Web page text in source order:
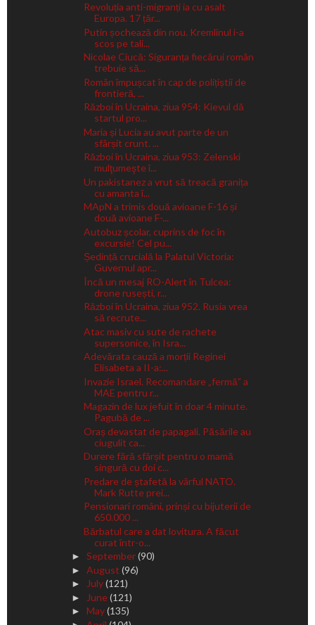
Revoluția anti-migranți ia cu asalt
Europa. 17 țăr...
Putin șochează din nou. Kremlinul i-a
scos pe tali...
Nicolae Ciucă: Siguranța fiecărui român
trebuie să...
Român împușcat în cap de polițiștii de
frontieră, ...
Război în Ucraina, ziua 954: Kievul dă
startul pro...
Maria și Lucia au avut parte de un
sfârșit crunt. ...
Război în Ucraina, ziua 953: Zelenski
mulţumeşte î...
Un pakistanez a vrut să treacă granița
cu amanta î...
MApN a trimis două avioane F-16 și
două avioane F-...
Autobuz școlar, cuprins de foc în
excursie! Cel pu...
Ședință crucială la Palatul Victoria:
Guvernul apr...
Încă un mesaj RO-Alert în Tulcea:
drone rusești, r...
Război în Ucraina, ziua 952. Rusia vrea
să recrute...
Atac masiv cu sute de rachete
supersonice, în Isra...
Adevărata cauză a morții Reginei
Elisabeta a II-a:...
Invazie Israel. Recomandare „fermă” a
MAE pentru r...
Magazin de lux jefuit în doar 4 minute.
Pagubă de ...
Oraș devastat de papagali. Păsările au
ciugulit ca...
Durere fără sfârșit pentru o mamă
singură cu doi c...
Predare de ștafetă la vârful NATO.
Mark Rutte prei...
Pensionari români, prinși cu bijuterii de
650.000 ...
Bărbatul care a dat lovitura. A făcut
curat într-o...
► September(90)
► August (96)
► July(121)
► June(121)
► May(135)